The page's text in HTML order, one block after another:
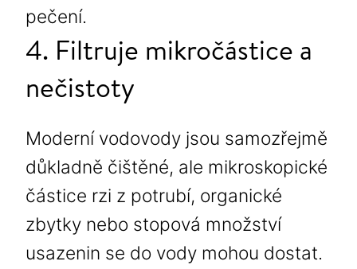
pečení.
4. Filtruje mikročástice a
nečistoty
Moderní vodovody jsou samozřejmě
důkladně čištěné, ale mikroskopické
částice rzi z potrubí, organické
zbytky nebo stopová množství
usazenin se do vody mohou dostat.